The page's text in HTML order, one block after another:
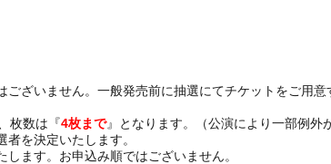
ございません。一般発売前に抽選にてチケットをご用
枚数は『4枚まで』となります。（公演により一部例外
を決定いたします。
ます。お申込み順ではございません。